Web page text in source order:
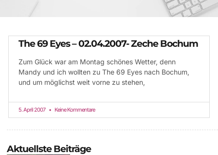
The 69 Eyes – 02.04.2007- Zeche Bochum
Zum Glück war am Montag schönes Wetter, denn
Mandy und ich wollten zu The 69 Eyes nach Bochum,
und um möglichst weit vorne zu stehen,
5. April 2007 Keine Kommentare
Aktuellste Beiträge